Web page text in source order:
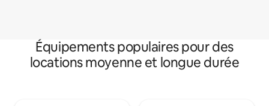
Équipements populaires pour des
locations moyenne et longue durée